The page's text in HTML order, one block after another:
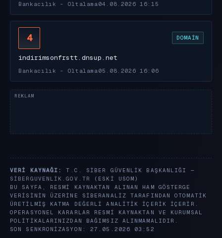
Bankacılık - Oltalama 04.08.2026 16:15
4 DOMAIN
indirimsonfrstt.dnsup.net
Bankacılık - Oltalama 05.08.2026 16:06
VERI KAYNAĞI:
T.C. SIBER GÜVENLIK BAŞKANLIĞI —
SIBERGUVENLIK.GOV.TR
(ESKI USOM)
BU SAYFA, RESMI KAYNAKTAN ALINAN HAM GÖSTERGE
VERISININ ÜZERINE SIBERANALIZ TARAFINDAN OTOMATIK
ÜRETILMIŞ KATMA DEĞERLI ANALITIK IÇERIK IÇERIR.
OPERASYONEL KARARLAR RESMI KAYNAKTAN VE KURUMSAL
POLITIKALARINIZDAN BAĞIMSIZ ALINMAMALIDIR.
SON SENKRONIZASYON: 27.05.2026 03:52